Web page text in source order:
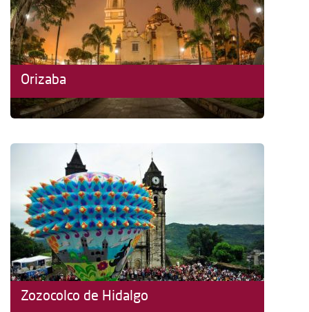
Orizaba
Zozocolco de Hidalgo